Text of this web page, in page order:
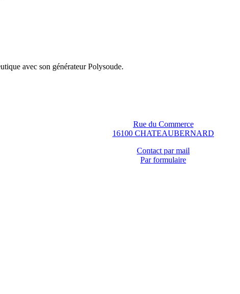
avec son générateur Polysoude.
Rue du Commerce
16100 CHATEAUBERNARD
Contact par mail
Par formulaire